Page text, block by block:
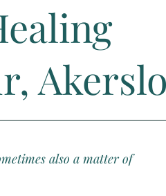
also a matter of